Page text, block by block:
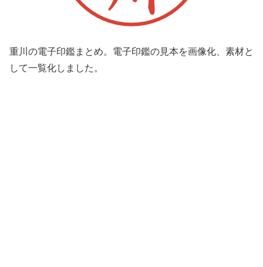
重川の電子印鑑まとめ。電子印鑑の見本を画像化、素材と
して一覧化しました。